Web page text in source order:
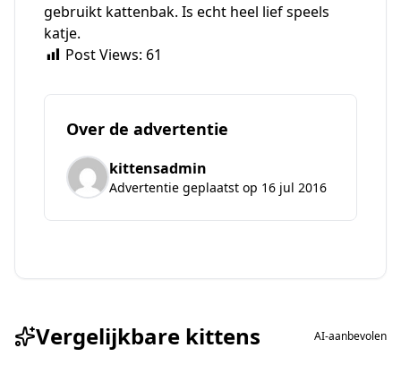
gebruikt kattenbak. Is echt heel lief speels
katje.
Post Views: 61
Over de advertentie
kittensadmin
Advertentie geplaatst op 16 jul 2016
Vergelijkbare kittens AI-aanbevolen